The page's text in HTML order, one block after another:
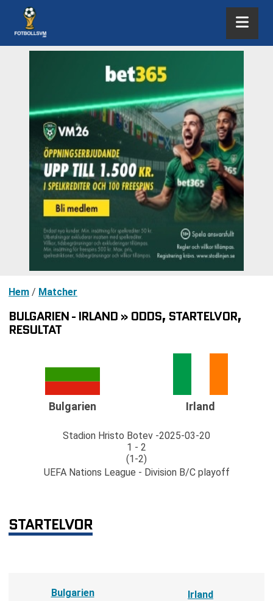
Hem / Matcher
BULGARIEN - IRLAND » ODDS, STARTELVOR,
RESULTAT
Bulgarien
Stadion Hristo Botev 2025-03-20
1 - 2
(1-2)
UEFA Nations League - Division B/C playoff
Irland
STARTELVOR
Bulgarien Irland